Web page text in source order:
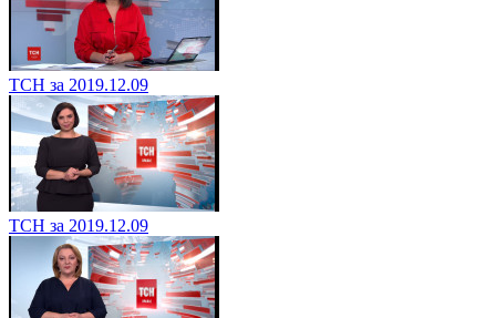
ТСН за 2019.12.09
ТСН за 2019.12.09